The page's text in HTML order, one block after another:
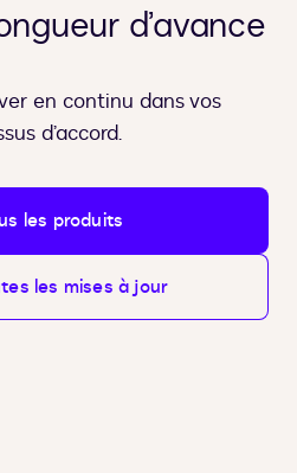
d’avance
en continu dans vos
d’accord.
les produits
les mises à jour